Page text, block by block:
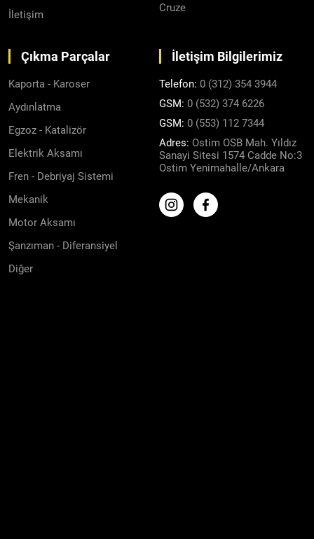
İletişim
Cruze
Çıkma Parçalar
Kaporta - Karoser
Aydınlatma
Egzoz - Katalizör
Elektrik Aksamı
Fren - Debriyaj Sistemi
Mekanik
Motor Aksamı
Şanzıman - Diferansiyel
Diğer
İletişim Bilgilerimiz
Telefon: 0 (312) 354 3944
GSM: 0 (532) 374 6226
GSM: 0 (553) 112 7344
Adres: Ostim OSB Mah. Yıldız
Sanayi Sitesi 1574 Cadde No:3
Ostim Yenimahalle/Ankara